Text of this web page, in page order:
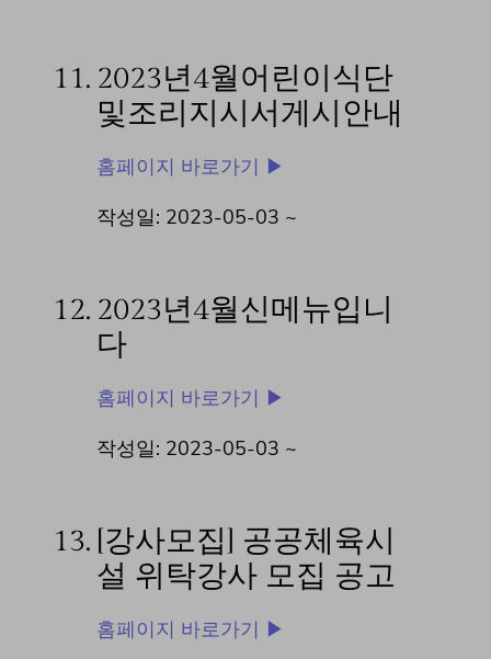
11. 2023년4월어린이식단
및조리지시서게시안내
홈페이지 바로가기 ▶
작성일: 2023-05-03 ~
12. 2023년4월신메뉴입니
다
홈페이지 바로가기 ▶
작성일: 2023-05-03 ~
13. [강사모집] 공공체육시
설 위탁강사 모집 공고
홈페이지 바로가기 ▶